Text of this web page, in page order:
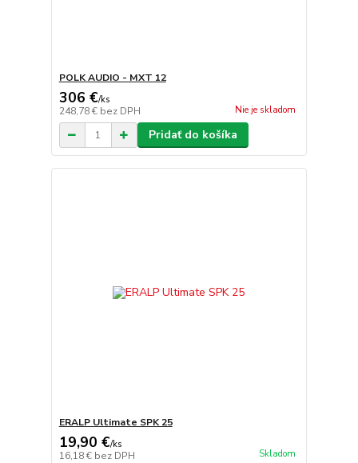
POLK AUDIO - MXT 12
306 €/ks
248,78 € bez DPH Nie je skladom
Pridať do košíka
ERALP Ultimate SPK 25
19,90 €/ks
16,18 € bez DPH Skladom